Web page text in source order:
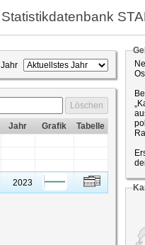
Statistikdatenbank
Jahr
Löschen
Jahr Grafik
Tabelle
2023